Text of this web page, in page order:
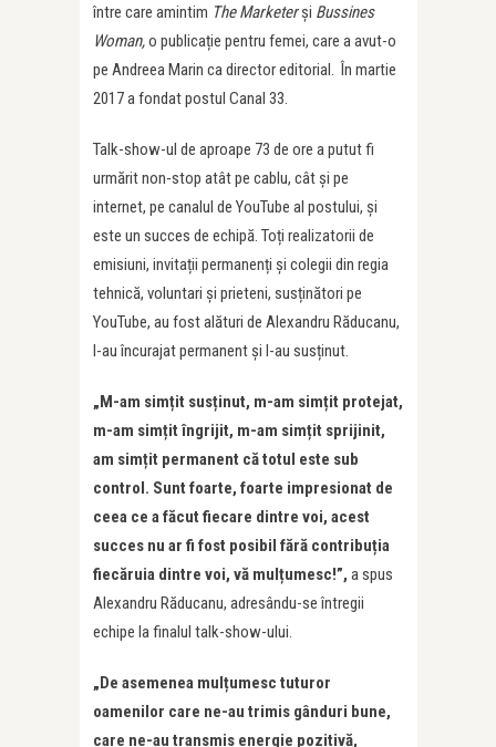
între care amintim The Marketerși Bussines
Woman,o publicație pentru femei, care a avut-o
pe Andreea Marin ca director editorial. În martie
2017 a fondat postul Canal 33.
Talk-show-ul de aproape 73 de ore a putut fi
urmărit non-stop atât pe cablu, cât și pe
internet, pe canalul de YouTube al postului, și
este un succes de echipă. Toți realizatorii de
emisiuni, invitații permanenți și colegii din regia
tehnică, voluntari și prieteni, susținători pe
YouTube, au fost alături de Alexandru Răducanu,
l-au încurajat permanent și l-au susținut.
„M-am simțit susținut, m-am simțit protejat,
m-am simțit îngrijit, m-am simțit sprijinit,
am simțit permanent că totul este sub
control. Sunt foarte, foarte impresionat de
ceea ce a făcut fiecare dintre voi, acest
succes nu ar fi fost posibil fără contribuția
fiecăruia dintre voi, vă mulțumesc!”, a spus
Alexandru Răducanu, adresându-se întregii
echipe la finalul talk-show-ului.
„De asemenea mulțumesc tuturor
oamenilor care ne-au trimis gânduri bune,
care ne-au transmis energie pozitivă,